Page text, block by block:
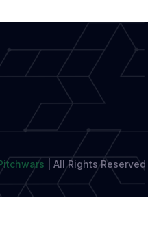
All Rights Reserved